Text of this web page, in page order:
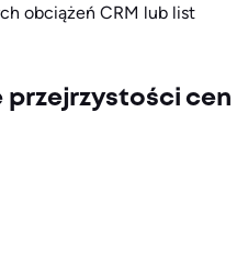
obciążeń CRM lub list
przejrzystości cen